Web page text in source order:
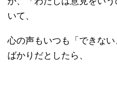
いて、
心の声もいつも「できな
ばかりだとしたら、